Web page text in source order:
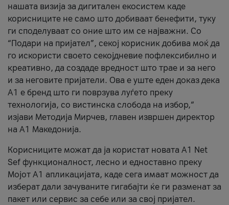
нашата визија за дигитален екосистем каде
корисниците не само што добиваат бенефити, туку
ги споделуваат со оние што им се најважни. Со
“Подари на пријател”, секој корисник добива моќ да
го искористи своето секојдневие пофлексибилно и
креативно, да создаде вредност што трае и за него
и за неговите пријатели. Ова е уште еден доказ дека
А1 е бренд што ги поврзува луѓето преку
технологија, со вистинска слобода на избор,“
изјави Методија Мирчев, главен извршен директор
на А1 Македонија.
Корисниците можат да ја користат новата А1 Net
Sef функционалност, лесно и едноставно преку
Мојот А1 апликацијата, каде сега имаат можност да
изберат дали зачуваните гигабајти ќе ги разменат за
пакет или сервис за себе или за свој пријател.